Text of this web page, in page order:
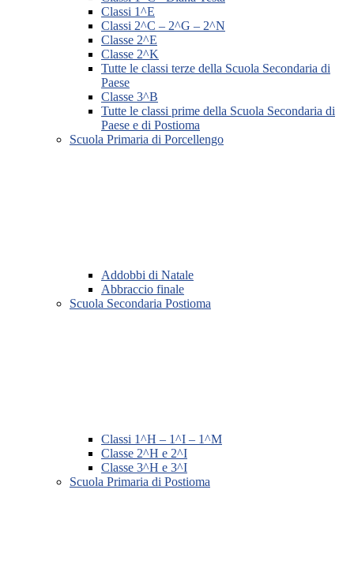
Classi 1^E
Classi 2^C – 2^G – 2^N
Classe 2^E
Classe 2^K
Tutte le classi terze della Scuola Secondaria di
Paese
Classe 3^B
Tutte le classi prime della Scuola Secondaria di
Paese e di Postioma
Scuola Primaria di Porcellengo
Addobbi di Natale
Abbraccio finale
Scuola Secondaria Postioma
Classi 1^H – 1^I – 1^M
Classe 2^H e 2^I
Classe 3^H e 3^I
Scuola Primaria di Postioma